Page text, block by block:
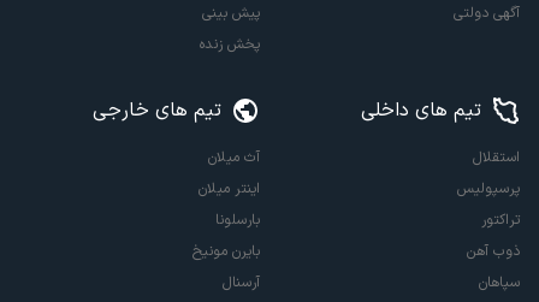
آگهی دولتی
پیش بینی
پخش زنده
تیم های داخلی
استقلال
پرسپولیس
تراکتور
ذوب آهن
سپاهان
تیم های خارجی
آث میلان
اینتر میلان
بارسلونا
بایرن مونیخ
آرسنال